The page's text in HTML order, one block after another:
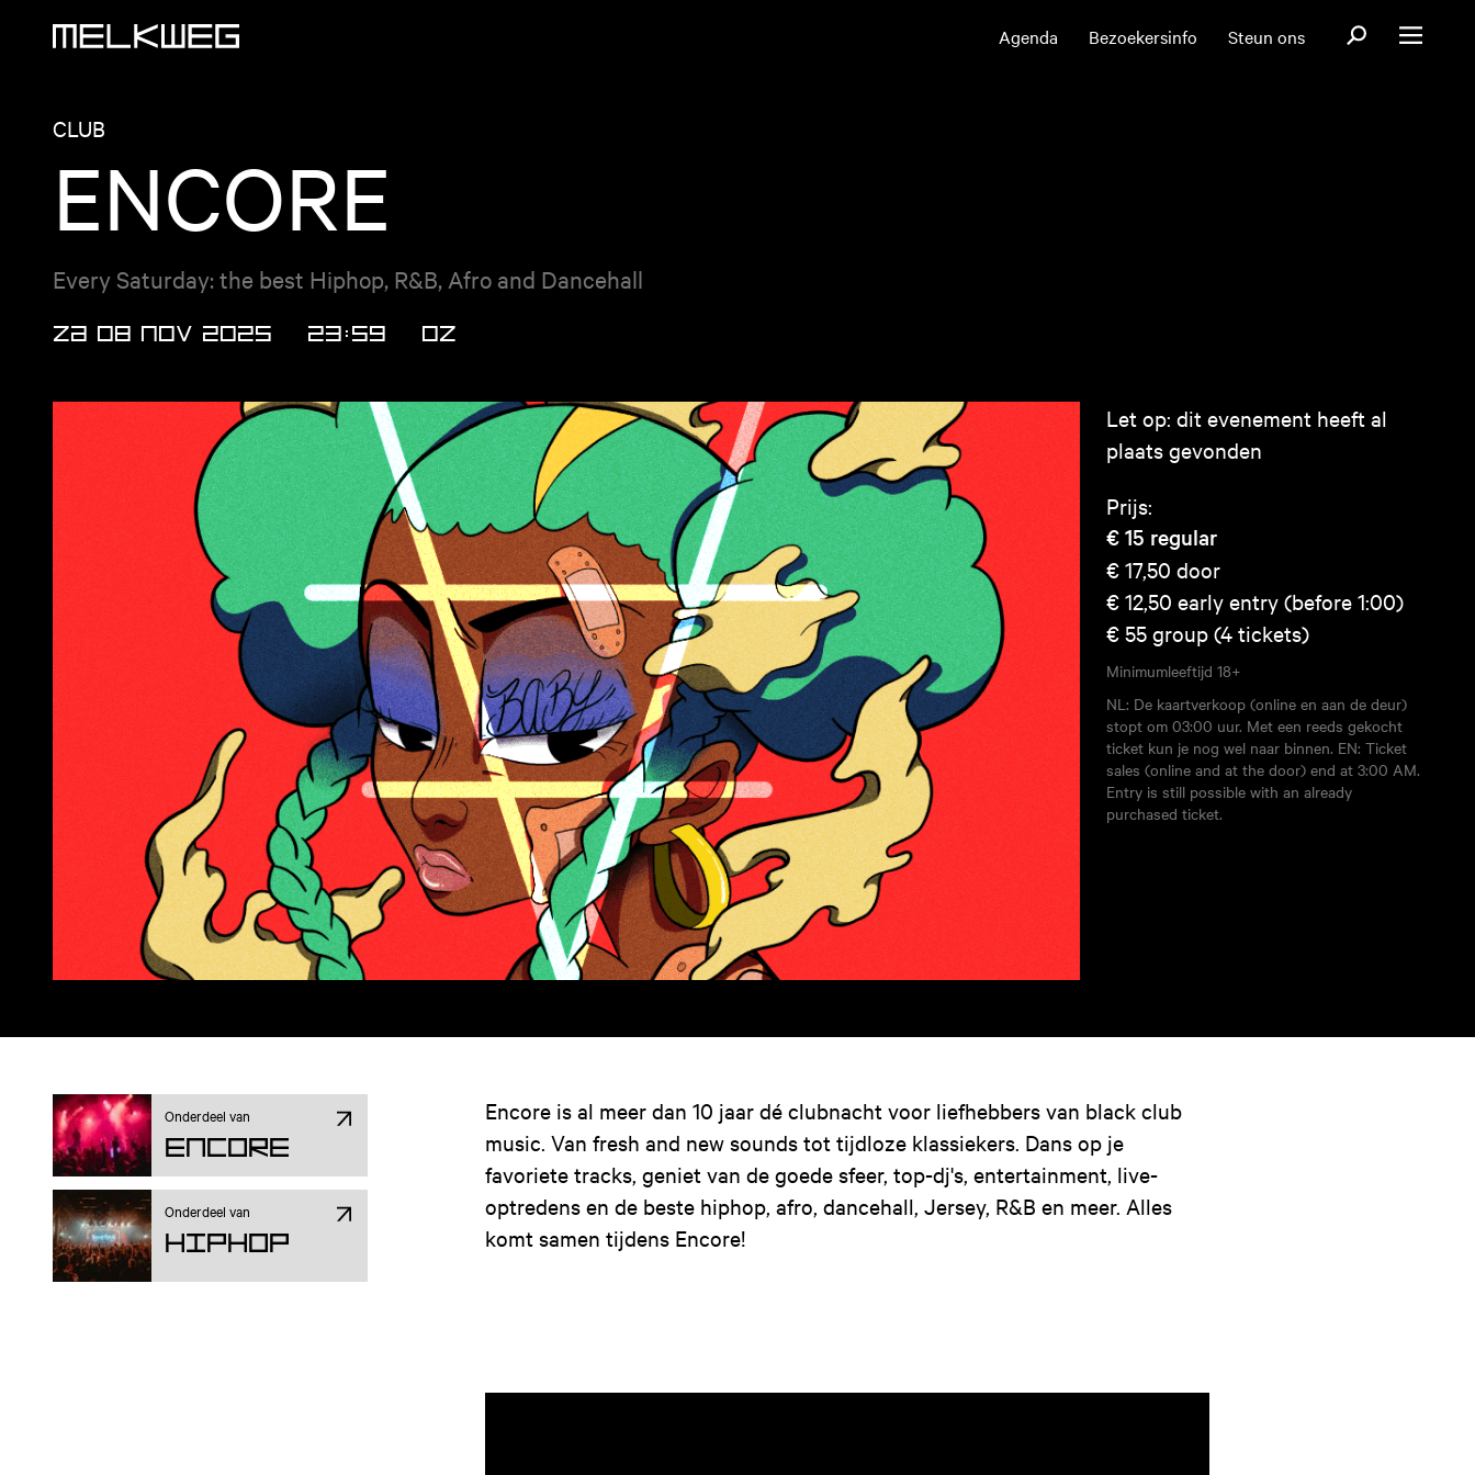
Agenda Bezoekersinfo Steun ons OpenOpen menu
CLUB
ENCORE
Every Saturday: the best Hiphop, R&B, Afro and Dancehall
ZA 08 NOV 2025 23:59 OZ
Let op: dit evenement heeft al
plaats gevonden
Prijs:
€ 15 regular
€ 17,50 door
€ 12,50 early entry (before 1:00)
€ 55 group (4 tickets)
Minimumleeftijd 18+
NL: De kaartverkoop (online en aan de deur)
stopt om 03:00 uur. Met een reeds gekocht
ticket kun je nog wel naar binnen. EN: Ticket
sales (online and at the door) end at 3:00 AM.
Entry is still possible with an already
purchased ticket.
Onderdeel van
ENCORE
Onderdeel van
Hiphop
Encore is al meer dan 10 jaar dé clubnacht voor liefhebbers van black club
music. Van fresh and new sounds tot tijdloze klassiekers. Dans op je
favoriete tracks, geniet van de goede sfeer, top-dj's, entertainment, live-
optredens en de beste hiphop, afro, dancehall, Jersey, R&B en meer. Alles
komt samen tijdens Encore!